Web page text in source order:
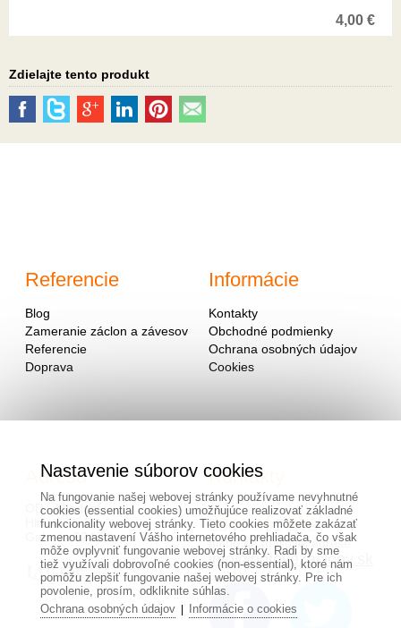
4,00 €
Zdielajte tento produkt
Referencie
Blog
Zameranie záclon a závesov
Referencie
Doprava
Informácie
Kontakty
Obchodné podmienky
Ochrana osobných údajov
Cookies
Adresa
OD - Mladosť
Hlavná 951
Galanta 924 01
Kontakty
0940 091 999
alebo na mailovej adrese
info@hotovezaclony.sk
Nastavenie súborov cookies
Na fungovanie našej webovej stránky používame nevyhnutné
cookies (essential cookies) umožňujúce realizovať základné
funkcionality webovej stránky. Tieto cookies môžete zakázať
zmenou nastavení Vášho internetového prehliadača, čo však
môže ovplyvniť fungovanie webovej stránky. Radi by sme
tiež využívali dobrovoľné cookies (non-essential), ktoré nám
pomôžu zlepšiť fungovanie našej webovej stránky. Pre ich
povolenie, prosím, odkliknite súhlas.
Ochrana osobných údajov| Informácie o cookies